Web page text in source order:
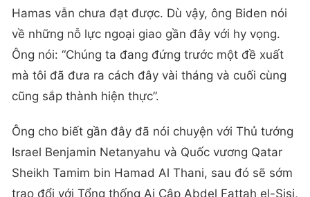
Hamas vẫn chưa đạt được. Dù vậy, ông Biden nói
về những nỗ lực ngoại giao gần đây với hy vọng.
Ông nói: “Chúng ta đang đứng trước một đề xuất
mà tôi đã đưa ra cách đây vài tháng và cuối cùng
cũng sắp thành hiện thực”.
Ông cho biết gần đây đã nói chuyện với Thủ tướng
Israel Benjamin Netanyahu và Quốc vương Qatar
Sheikh Tamim bin Hamad Al Thani, sau đó sẽ sớm
trao đổi với Tổng thống Ai Cập Abdel Fattah el-Sisi,